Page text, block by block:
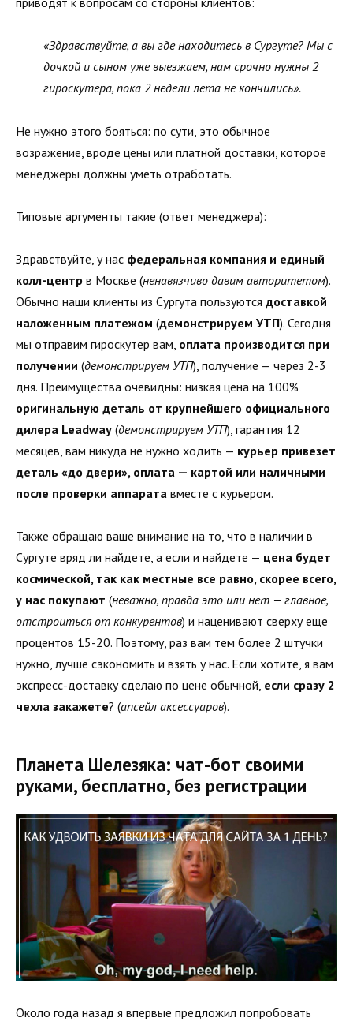
«Здравствуйте, а вы где находитесь в Сургуте? Мы с
дочкой и сыном уже выезжаем, нам срочно нужны 2
гироскутера, пока 2 недели лета не кончились».
Не нужно этого бояться: по сути, это обычное
возражение, вроде цены или платной доставки, которое
менеджеры должны уметь отработать.
Типовые аргументы такие (ответ менеджера):
Здравствуйте, у нас федеральная компания и единый
колл-центр в Москве (ненавязчиво давим авторитетом).
Обычно наши клиенты из Сургута пользуются доставкой
наложенным платежом (демонстрируем УТП). Сегодня
мы отправим гироскутер вам, оплата производится при
получении (демонстрируем УТП), получение — через 2-3
дня. Преимущества очевидны: низкая цена на 100%
оригинальную деталь от крупнейшего официального
дилера Leadway (демонстрируем УТП), гарантия 12
месяцев, вам никуда не нужно ходить — курьер привезет
деталь «до двери», оплата — картой или наличными
после проверки аппарата вместе с курьером.
Также обращаю ваше внимание на то, что в наличии в
Сургуте вряд ли найдете, а если и найдете — цена будет
космической, так как местные все равно, скорее всего,
у нас покупают (неважно, правда это или нет — главное,
отстроиться от конкурентов) и наценивают сверху еще
процентов 15-20. Поэтому, раз вам тем более 2 штучки
нужно, лучше сэкономить и взять у нас. Если хотите, я вам
экспресс-доставку сделаю по цене обычной, если сразу 2
чехла закажете? (апсейл аксессуаров).
Планета Шелезяка: чат-бот своими
руками, бесплатно, без регистрации
Около года назад я впервые предложил попробовать